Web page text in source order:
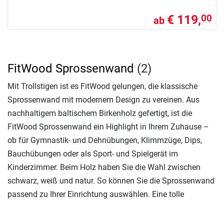
ab € 119,00
FitWood Sprossenwand (2)
Mit Trollstigen ist es FitWood gelungen, die klassische
Sprossenwand mit modernem Design zu vereinen. Aus
nachhaltigem baltischem Birkenholz gefertigt, ist die
FitWood Sprossenwand ein Highlight in Ihrem Zuhause –
ob für Gymnastik- und Dehnübungen, Klimmzüge, Dips,
Bauchübungen oder als Sport- und Spielgerät im
Kinderzimmer. Beim Holz haben Sie die Wahl zwischen
schwarz, weiß und natur. So können Sie die Sprossenwand
passend zu Ihrer Einrichtung auswählen. Eine tolle